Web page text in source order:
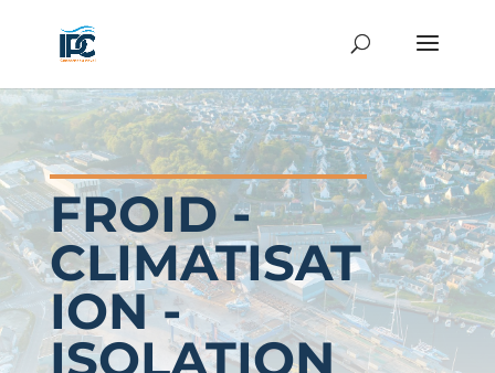
FROID -
CLIMATISAT
ION -
ISOLATION